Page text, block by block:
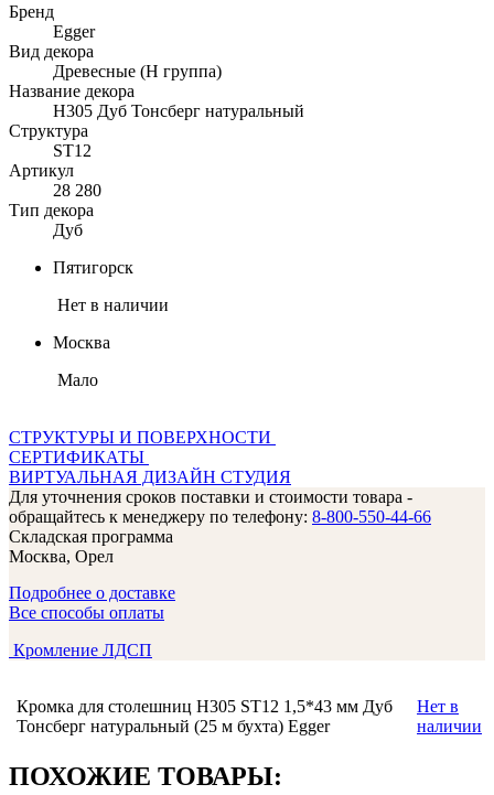
Бренд
Egger
Вид декора
Древесные (Н группа)
Название декора
H305 Дуб Тонсберг натуральный
Структура
ST12
Артикул
28 280
Тип декора
Дуб
Пятигорск
Нет в наличии
Москва
Мало
СТРУКТУРЫ И ПОВЕРХНОСТИ
СЕРТИФИКАТЫ
ВИРТУАЛЬНАЯ ДИЗАЙН СТУДИЯ
Для уточнения сроков поставки и стоимости товара -
обращайтесь к менеджеру по телефону: 8-800-550-44-66
Складская программа
Москва, Орел
Подробнее о доставке
Все способы оплаты
Кромление ЛДСП
Кромка для столешниц H305 ST12 1,5*43 мм Дуб
Тонсберг натуральный (25 м бухта) Egger
Нет в
наличии
ПОХОЖИЕ ТОВАРЫ: